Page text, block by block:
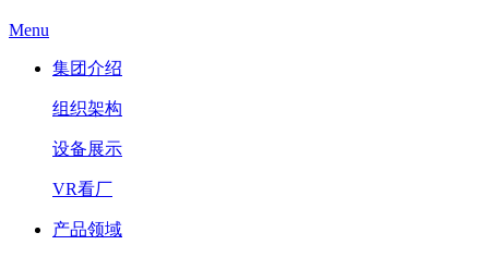
Menu
集团介绍
组织架构
设备展示
VR看厂
产品领域